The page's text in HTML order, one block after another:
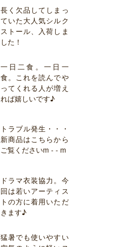
長く欠品してしまっ
ていた大人気シルク
ストール、入荷しま
した！
一日二食。一日一
食。これを読んでや
ってくれる人が増え
れば嬉しいです♪
トラブル発生・・・
新商品はこちらから
ご覧くださいm - - m
ドラマ衣装協力。今
回は若いアーティス
トの方に着用いただ
きます♪
猛暑でも使いやすい